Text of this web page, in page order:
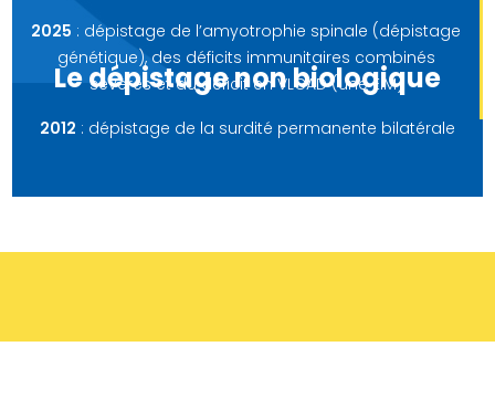
2025 : dépistage de l’amyotrophie spinale (dépistage
génétique), des déficits immunitaires combinés
sévères et du déficit en VLCAD (une EIM)
Le dépistage non biologique
2012 : dépistage de la surdité permanente bilatérale